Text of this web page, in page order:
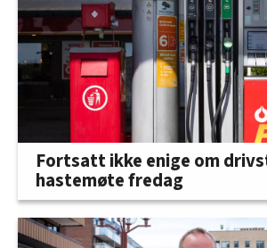
Fortsatt ikke enige om
hastemøte fredag